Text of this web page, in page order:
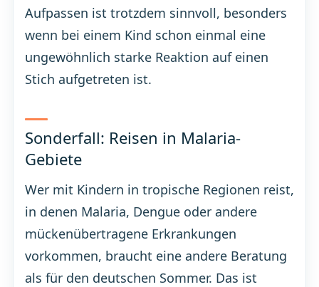
Aufpassen ist trotzdem sinnvoll, besonders
wenn bei einem Kind schon einmal eine
ungewöhnlich starke Reaktion auf einen
Stich aufgetreten ist.
Sonderfall: Reisen in Malaria-
Gebiete
Wer mit Kindern in tropische Regionen reist,
in denen Malaria, Dengue oder andere
mückenübertragene Erkrankungen
vorkommen, braucht eine andere Beratung
als für den deutschen Sommer. Das ist